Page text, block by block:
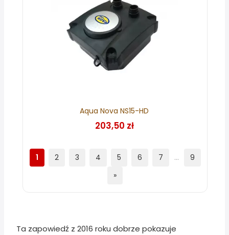
Aqua Nova NS15-HD
203,50 zł
1 2 3 4 5 6 7 …
9
»
Ta zapowiedź z 2016 roku dobrze pokazuje